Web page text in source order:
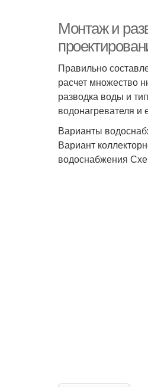
Монтаж и
Правильно
расчет множество
разводка воды и
водонагревателя и
Варианты
Вариант
водоснабжения